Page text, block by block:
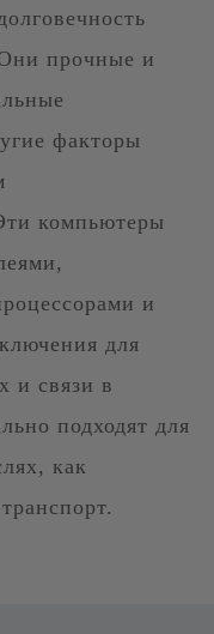
прочные и
факторы
компьютеры
и
для
и связи в
подходят для
как